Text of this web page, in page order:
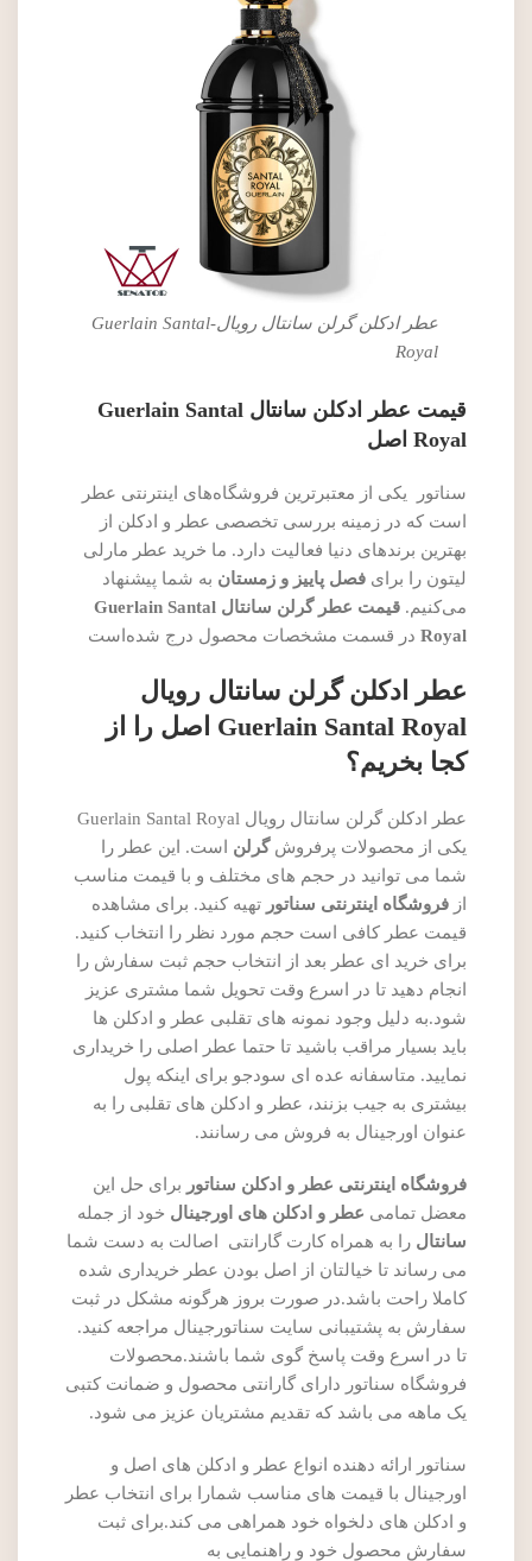
عطر ادکلن گرلن سانتال رویال-Guerlain Santal
Royal
قیمت عطر ادکلن سانتال Guerlain Santal
Royal اصل
سناتور یکی از معتبرترین فروشگاه‌های اینترنتی عطر
است که در زمینه بررسی تخصصی عطر و ادکلن از
بهترین برندهای دنیا فعالیت دارد. ما خرید عطر مارلی
لیتون را برای فصل پاییز و زمستان به شما پیشنهاد
می‌کنیم.
قیمت عطر گرلن سانتال Guerlain Santal
Royal در قسمت مشخصات محصول درج شده‌است
عطر ادکلن گرلن سانتال رویال
Guerlain Santal Royal اصل را از
کجا بخریم؟
عطر ادکلن گرلن سانتال رویال Guerlain Santal Royal
یکی از محصولات پرفروشگرلن است. این عطر را
شما می توانید در حجم های مختلف و با قیمت مناسب
از فروشگاه اینترنتی سناتور تهیه کنید. برای مشاهده
قیمت عطر کافی است حجم مورد نظر را انتخاب کنید.
برای خرید ای عطر بعد از انتخاب حجم ثبت سفارش را
انجام دهید تا در اسرع وقت تحویل شما مشتری عزیز
شود.به دلیل وجود نمونه های تقلبی عطر و ادکلن ها
باید بسیار مراقب باشید تا حتما عطر اصلی را خریداری
نمایید. متاسفانه عده ای سودجو برای اینکه پول
بیشتری به جیب بزنند، عطر و ادکلن های تقلبی را به
عنوان اورجینال به فروش می رسانند.
فروشگاه اینترنتی عطر و ادکلن سناتور برای حل این
معضل تمامی عطر و ادکلن های اورجینال خود از جمله
سانتال را به همراه کارت گارانتی اصالت به دست شما
می رساند تا خیالتان از اصل بودن عطر خریداری شده
کاملا راحت باشد.در صورت بروز هرگونه مشکل در ثبت
سفارش به پشتیبانی سایت سناتورجینال مراجعه کنید.
تا در اسرع وقت پاسخ گوی شما باشند.محصولات
فروشگاه سناتور دارای گارانتی محصول و ضمانت کتبی
یک ماهه می باشد که تقدیم مشتریان عزیز می شود.
سناتور ارائه دهنده انواع عطر و ادکلن های اصل و
اورجینال با قیمت های مناسب شمارا برای انتخاب عطر
و ادکلن های دلخواه خود همراهی می کند.برای ثبت
سفارش محصول خود و راهنمایی به